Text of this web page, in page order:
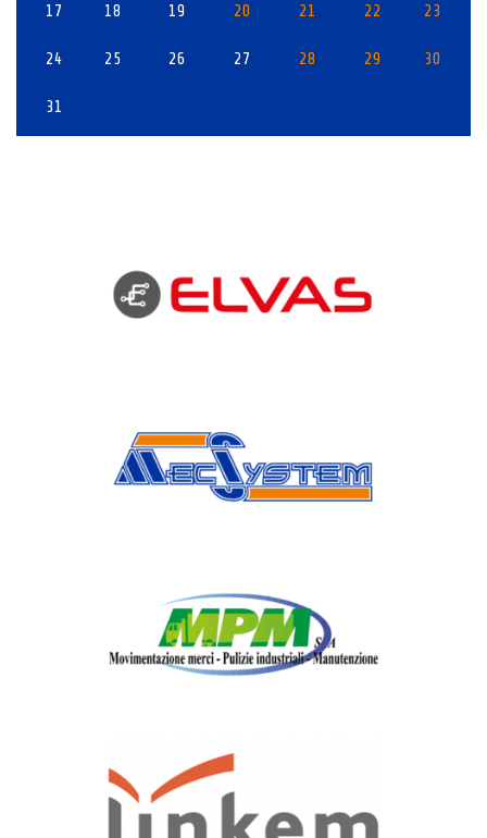
17 18 19 20 21 22 23
24 25 26 27 28 29 30
31